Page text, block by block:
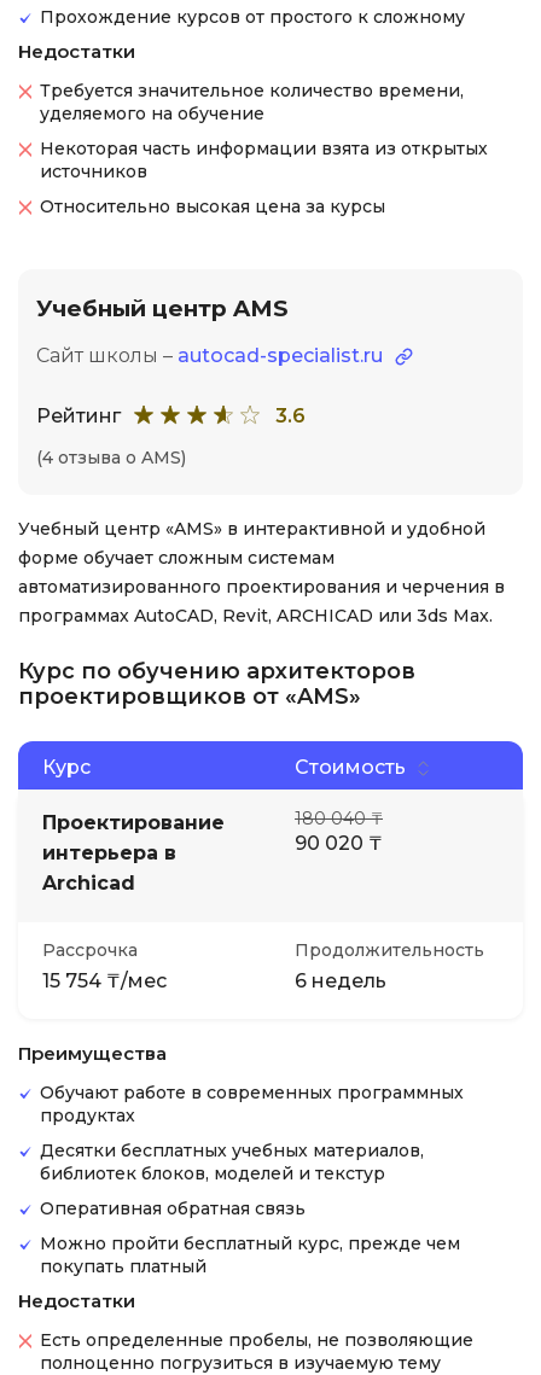
Прохождение курсов от простого к сложному
Недостатки
Требуется значительное количество времени,
уделяемого на обучение
Некоторая часть информации взята из открытых
источников
Относительно высокая цена за курсы
Учебный центр AMS
Сайт школы – autocad-specialist.ru
Рейтинг 3.6
(4 отзыва о AMS)
Учебный центр «AMS» в интерактивной и удобной
форме обучает сложным системам
автоматизированного проектирования и черчения в
программах AutoCAD, Revit, ARCHICAD или 3ds Max.
Курс по обучению архитекторов
проектировщиков от «AMS»
Курс Стоимость
Проектирование
интерьера в
Archicad
180 040 ₸
90 020 ₸
Рассрочка
15 754 ₸/мес
Продолжительность
6 недель
Преимущества
Обучают работе в современных программных
продуктах
Десятки бесплатных учебных материалов,
библиотек блоков, моделей и текстур
Оперативная обратная связь
Можно пройти бесплатный курс, прежде чем
покупать платный
Недостатки
Есть определенные пробелы, не позволяющие
полноценно погрузиться в изучаемую тему